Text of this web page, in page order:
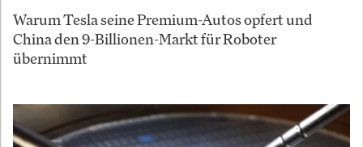
Warum Tesla seine Premium-Autos opfert und
China den 9-Billionen-Markt für Roboter
übernimmt